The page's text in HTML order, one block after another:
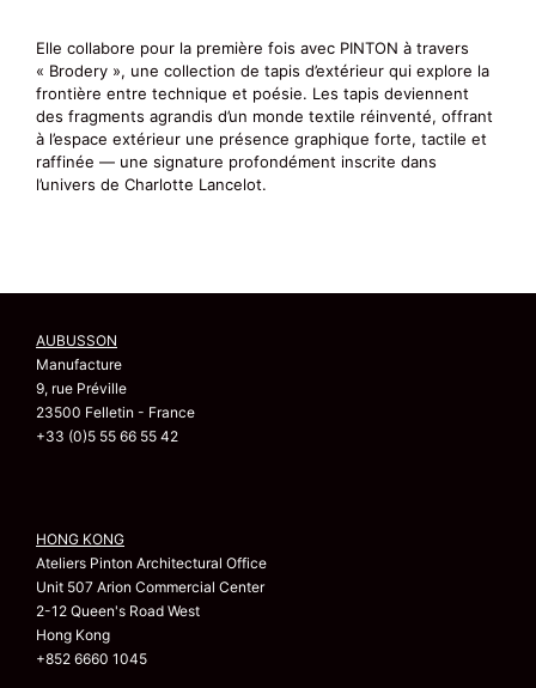
Elle collabore pour la première fois avec PINTON à travers
« Brodery », une collection de tapis d’extérieur qui explore la
frontière entre technique et poésie. Les tapis deviennent
des fragments agrandis d’un monde textile réinventé, offrant
à l’espace extérieur une présence graphique forte, tactile et
raffinée — une signature profondément inscrite dans
l’univers de Charlotte Lancelot.
AUBUSSON
Manufacture
9, rue Préville
23500 Felletin - France
+33 (0)5 55 66 55 42
HONG KONG
Ateliers Pinton Architectural Office
Unit 507 Arion Commercial Center
2-12 Queen's Road West
Hong Kong
+852 6660 1045